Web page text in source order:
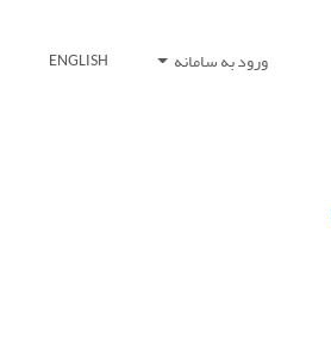
ورود به سامانه ENGLISH